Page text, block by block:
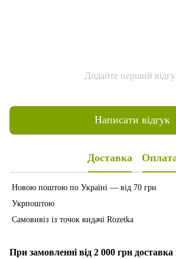
Додайте перший
Написати відгук
Доставка
Новою поштою по Україні — від 70 грн
Укрпоштою
Самовивіз із точок видачі Rozetka
При замовленні від 2 000 грн